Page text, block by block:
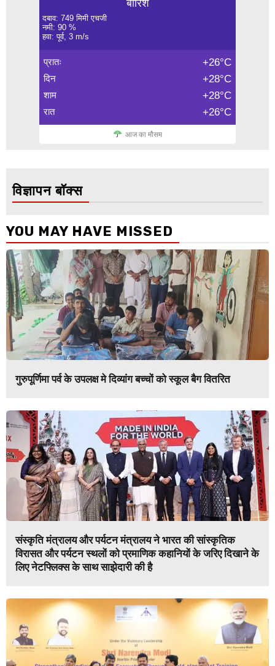
बारिश
दबाव: 749 मिमी एचजी
नमी: 90 %
हवा: पूर्व, 3 m/s
प्रातः +26°C
दिन +28°C
शाम +28°C
रात +26°C
आज का मौसम
विज्ञापन बॉक्स
YOU MAY HAVE MISSED
गुरुपूर्णिमा पर्व के उपलक्ष मे दिव्यांग बच्चों को स्कूल बैग वितरित
संस्कृति मंत्रालय और पर्यटन मंत्रालय ने भारत की सांस्कृतिक
विरासत और पर्यटन स्थलों को प्रमाणिक कहानियों के जरिए दिखाने के
लिए नेटफ्लिक्स के साथ साझेदारी की है